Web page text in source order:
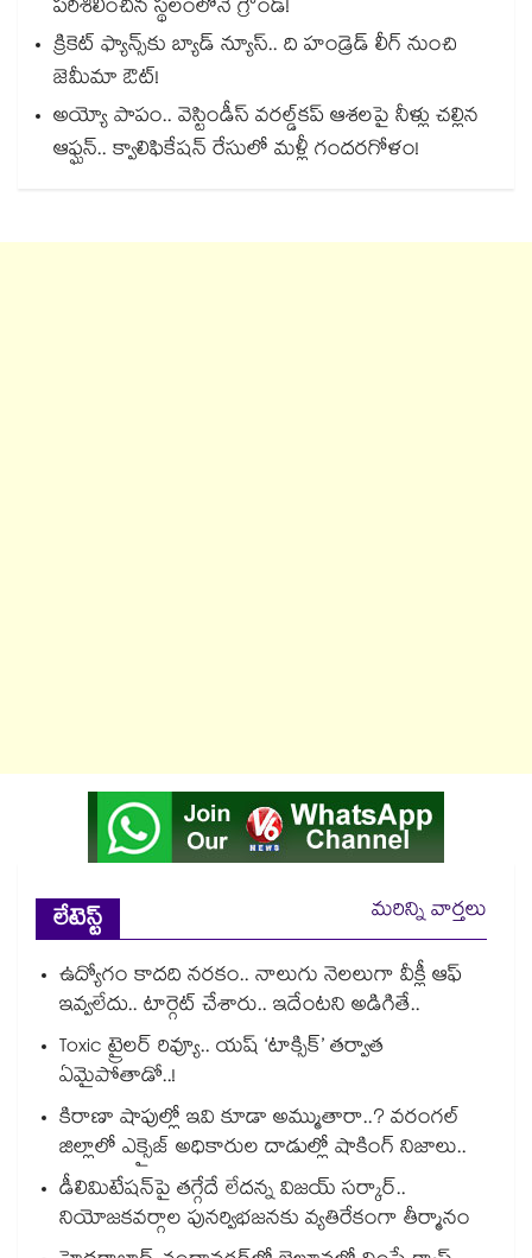
పరిశీలించిన స్థలంలోనే గ్రౌండ్!
క్రికెట్ ఫ్యాన్స్‌కు బ్యాడ్ న్యూస్.. ది హండ్రెడ్ లీగ్ నుంచి
జెమీమా ఔట్!
అయ్యో పాపం.. వెస్టిండీస్ వరల్డ్‌కప్ ఆశలపై నీళ్లు చల్లిన
ఆఫ్ఘన్.. క్వాలిఫికేషన్ రేసులో మళ్లీ గందరగోళం!
లేటెస్ట్
మరిన్ని వార్తలు
ఉద్యోగం కాదది నరకం.. నాలుగు నెలలుగా వీక్లీ ఆఫ్
ఇవ్వలేదు.. టార్గెట్ చేశారు.. ఇదేంటని అడిగితే..
Toxic ట్రైలర్ రివ్యూ.. యష్ ‘టాక్సిక్’ తర్వాత
ఏమైపోతాడో..!
కిరాణా షాపుల్లో ఇవి కూడా అమ్ముతారా..? వరంగల్
జిల్లాలో ఎక్సైజ్ అధికారుల దాడుల్లో షాకింగ్ నిజాలు..
డీలిమిటేషన్‎పై తగ్గేదే లేదన్న విజయ్ సర్కార్..
నియోజకవర్గాల పునర్విభజనకు వ్యతిరేకంగా తీర్మానం